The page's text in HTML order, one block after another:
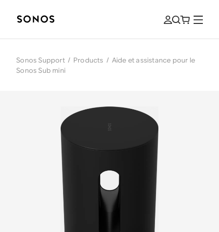
Sonos Support / Products / Aide et assistance pour le
Sonos Sub mini